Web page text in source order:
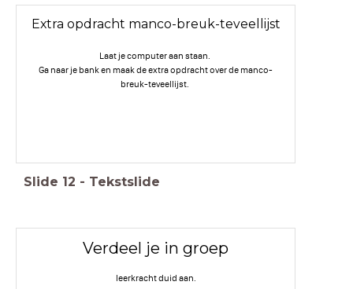
Extra opdracht manco-breuk-teveellijst
Laat je computer aan staan.
Ga naar je bank en maak de extra opdracht over de manco-
breuk-teveellijst.
Slide 12 - Tekstslide
Verdeel je in groep
leerkracht duid aan.